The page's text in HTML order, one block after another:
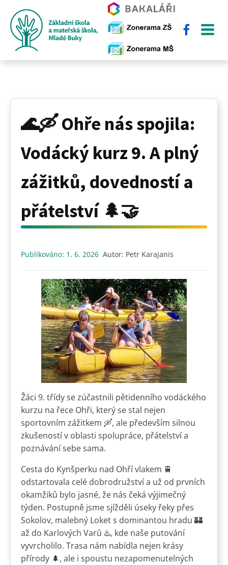
🌊🛶 Ohře nás spojila:
Vodácký kurz 9. A plný
zážitků, dovedností a
přátelství 🌲🤝
Publikováno: 1. 6. 2026 Autor: Petr Karajanis
Žáci 9. třídy se zúčastnili pětidenního vodáckého
kurzu na řece Ohři, který se stal nejen
sportovním zážitkem 🛶, ale především silnou
zkušeností v oblasti spolupráce, přátelství a
poznávání sebe sama.
Cesta do Kynšperku nad Ohří vlakem 🚆
odstartovala celé dobrodružství a už od prvních
okamžiků bylo jasné, že nás čeká výjimečný
týden. Postupně jsme sjížděli úseky řeky přes
Sokolov, malebný Loket s dominantou hradu 🏰
až do Karlových Varů ♨️, kde naše putování
vyvrcholilo. Trasa nám nabídla nejen krásy
přírody 🌲, ale i spoustu nezapomenutelných